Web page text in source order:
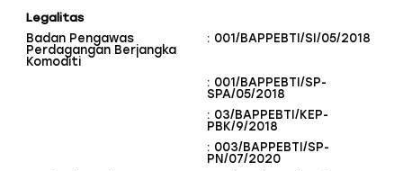
Legalitas
Badan Pengawas
Perdagangan Berjangka
Komoditi
: 001/BAPPEBTI/SI/05/2018
: 001/BAPPEBTI/SP-
SPA/05/2018
: 03/BAPPEBTI/KEP-
PBK/9/2018
: 003/BAPPEBTI/SP-
PN/07/2020